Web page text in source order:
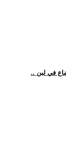
في لبن